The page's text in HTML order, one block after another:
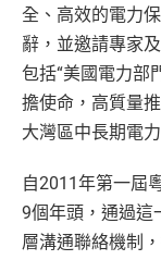
全、高效的電力
辭，並邀請專家
包括“美國電力部
擔使命，高質量
大灣區中長期電
自2011年第一屆
9個年頭，通過這
層溝通聯絡機制